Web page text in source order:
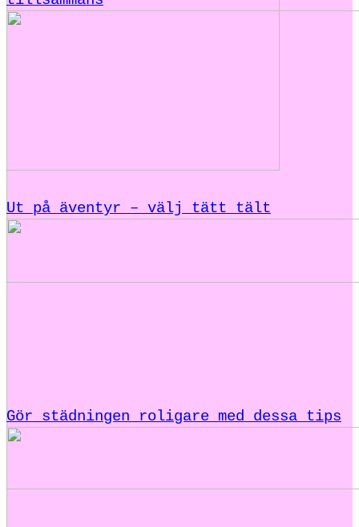
Ut på äventyr – välj tätt tält
Gör städningen roligare med dessa tips